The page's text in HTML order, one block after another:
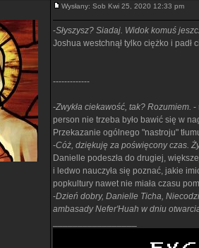
Wysłany: Sob Kwi 25, 2020 12:33 pm
-Słyszysz? Siadaj. Widok komuś
Joshua westchnął tylko ciężko i padł
-------------
-Zwykła ciekawość, tak? Rozumiem. -
person nie trzeba było bawić się w
Przekazanie ogólnego "nastroju"
-Cóż, dziękuję za poświęcony czas.
Danielle podeszła do drugiej,
i ledwo nauczyła się poznać, jakie
popkultury nawet nie miała czasu
-Dzień dobry, Danielle Ticha,
ambasady Nefer'Huah w dniu